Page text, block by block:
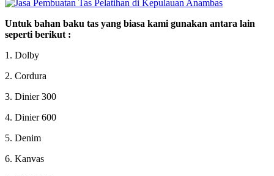
Untuk bahan baku tas yang biasa kami gunakan antara lain
seperti berikut :
1. Dolby
2. Cordura
3. Dinier 300
4. Dinier 600
5. Denim
6. Kanvas